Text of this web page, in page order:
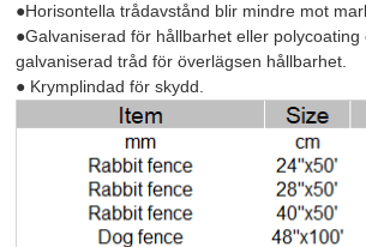
●Horisontella trådavstånd blir mindre mot
●Galvaniserad för hållbarhet eller polycoating
galvaniserad tråd för överlägsen hållbarhet.
● Krymplindad för skydd.